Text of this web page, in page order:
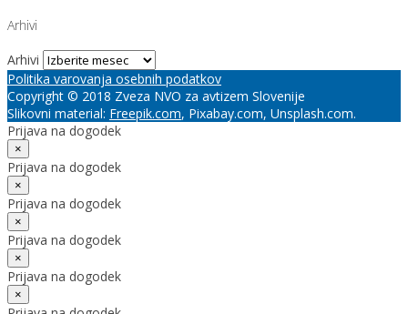
Arhivi
Arhivi
Politika varovanja osebnih podatkov
Copyright © 2018 Zveza NVO za avtizem Slovenije
Slikovni material: Freepik.com, Pixabay.com, Unsplash.com.
Prijava na dogodek
×
Prijava na dogodek
×
Prijava na dogodek
×
Prijava na dogodek
×
Prijava na dogodek
×